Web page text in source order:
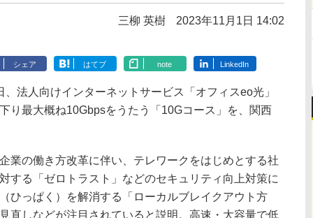
三柳 英樹 2023年11月1日 14:02
シェア はてブ note LinkedIn
法人向けインターネットサービス「オフィスeo光」
り最大概ね10Gbpsをうたう「10Gコース」を、関西
業の働き方改革に伴い、テレワークをはじめとする社
する「ゼロトラスト」などのセキュリティ向上対策に
ひっぱく）を解消する「ローカルブレイクアウト方
直しなどが注目されていると説明。高速・大容量で低